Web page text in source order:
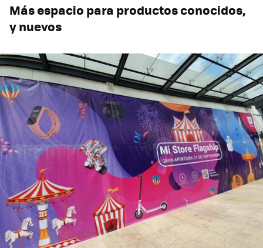
Más espacio para productos conocidos,
y nuevos